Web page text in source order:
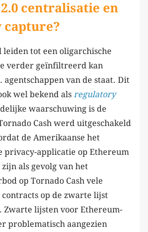
centralisatie en
leiden tot een oligarchische
verder geïnfiltreerd kan
agentschappen van de staat. Dit
wel bekend als regulatory
waarschuwing is de
Cash werd uitgeschakeld
de Amerikaanse het
privacy-applicatie op Ethereum
als gevolg van het
op Tornado Cash vele
op de zwarte lijst
Zwarte lijsten voor Ethereum-
problematisch aangezien